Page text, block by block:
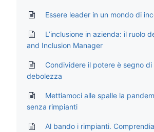
Essere leader in un mondo di
L’inclusione in azienda: il ruolo
and Inclusion Manager
Condividere il potere è segno
debolezza
Mettiamoci alle spalle la
senza rimpianti
Al bando i rimpianti.